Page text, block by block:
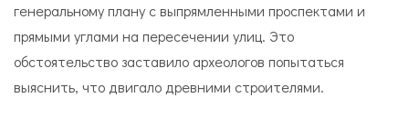
генеральному плану с выпрямленными проспектами и
прямыми углами на пересечении улиц. Это
обстоятельство заставило археологов попытаться
выяснить, что двигало древними строителями.